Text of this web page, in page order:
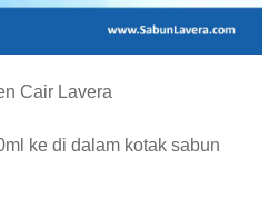
Cair Lavera
ke di dalam kotak sabun